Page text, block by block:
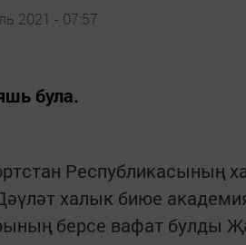
2021 - 07:57
була.
Республикасының
халык биюе
берсе вафат булды